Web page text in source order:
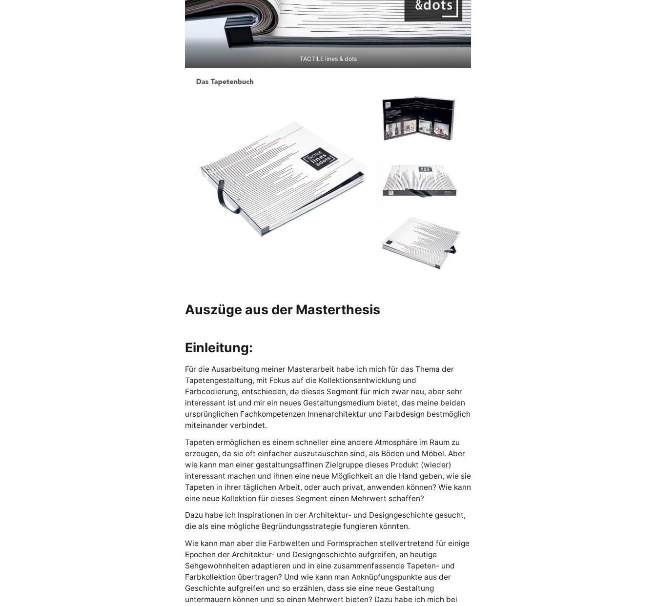
TACTILE lines & dots
Auszüge aus der Masterthesis
Einleitung:
Für die Ausarbeitung meiner Masterarbeit habe ich mich für das Thema der
Tapetengestaltung, mit Fokus auf die Kollektionsentwicklung und
Farbcodierung, entschieden, da dieses Segment für mich zwar neu, aber sehr
interessant ist und mir ein neues Gestaltungsmedium bietet, das meine beiden
ursprünglichen Fachkompetenzen Innenarchitektur und Farbdesign bestmöglich
miteinander verbindet.
Tapeten ermöglichen es einem schneller eine andere Atmosphäre im Raum zu
erzeugen, da sie oft einfacher auszutauschen sind, als Böden und Möbel. Aber
wie kann man einer gestaltungsaffinen Zielgruppe dieses Produkt (wieder)
interessant machen und ihnen eine neue Möglichkeit an die Hand geben, wie sie
Tapeten in ihrer täglichen Arbeit, oder auch privat, anwenden können? Wie kann
eine neue Kollektion für dieses Segment einen Mehrwert schaffen?
Dazu habe ich Inspirationen in der Architektur- und Designgeschichte gesucht,
die als eine mögliche Begründungsstrategie fungieren könnten.
Wie kann man aber die Farbwelten und Formsprachen stellvertretend für einige
Epochen der Architektur- und Designgeschichte aufgreifen, an heutige
Sehgewohnheiten adaptieren und in eine zusammenfassende Tapeten- und
Farbkollektion übertragen? Und wie kann man Anknüpfungspunkte aus der
Geschichte aufgreifen und so erzählen, dass sie eine neue Gestaltung
untermauern können und so einen Mehrwert bieten? Dazu habe ich mich bei